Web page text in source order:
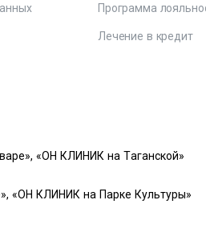
Программа
Лечение в кредит
«ОН КЛИНИК на Таганской»
«ОН КЛИНИК на Парке Культуры»